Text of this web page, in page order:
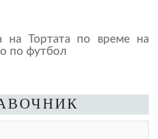
на Тортата по време на
по футбол